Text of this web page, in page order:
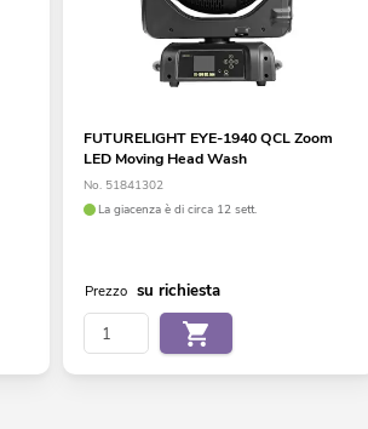
FUTURELIGHT EYE-1940 QCL Zoom
LED Moving Head Wash
No. 51841302
La giacenza è di circa 12 sett.
Prezzo su richiesta